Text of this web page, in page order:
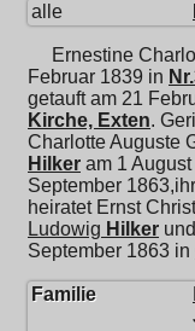
alle
Ernestine
Februar 1839 in
getauft am 21
Kirche, Exten.
Charlotte Auguste
Hilker am 1
September
heiratet Ernst
Ludowig Hilker und
September 1863 in
Familie